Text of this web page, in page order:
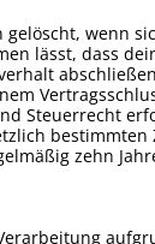
gelöscht, wenn
lässt, dass
Steuerrecht
bestimmten
zehn